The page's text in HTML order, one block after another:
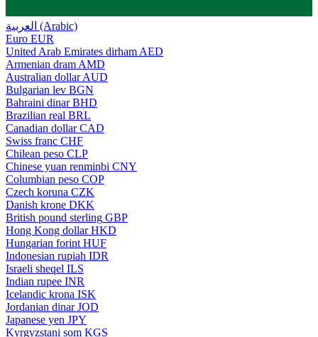
العربية (Arabic)
Euro EUR
United Arab Emirates dirham AED
Armenian dram AMD
Australian dollar AUD
Bulgarian lev BGN
Bahraini dinar BHD
Brazilian real BRL
Canadian dollar CAD
Swiss franc CHF
Chilean peso CLP
Chinese yuan renminbi CNY
Columbian peso COP
Czech koruna CZK
Danish krone DKK
British pound sterling GBP
Hong Kong dollar HKD
Hungarian forint HUF
Indonesian rupiah IDR
Israeli sheqel ILS
Indian rupee INR
Icelandic krona ISK
Jordanian dinar JOD
Japanese yen JPY
Kyrgyzstani som KGS